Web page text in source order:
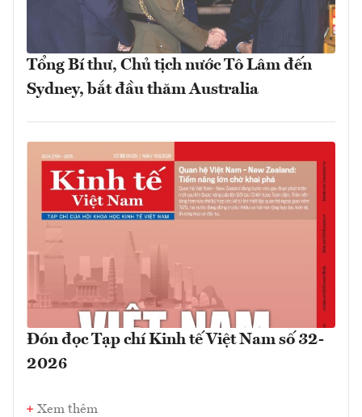
Tổng Bí thư, Chủ tịch nước Tô Lâm đến
Sydney, bắt đầu thăm Australia
Đón đọc Tạp chí Kinh tế Việt Nam số 32-
2026
Xem thêm